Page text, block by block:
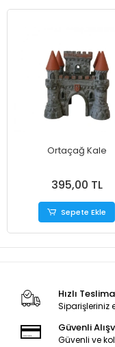
Ortaçağ Kale
395,00 TL
Sepete Ekle
Hızlı
Siparişleriniz
Güvenli
Güvenli ve